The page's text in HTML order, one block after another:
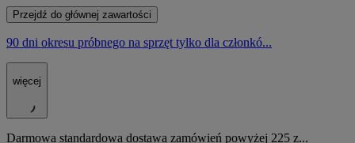
Przejdź do głównej zawartości
90 dni okresu próbnego na sprzęt tylko dla członkó...
więcej
Darmowa standardowa dostawa zamówień powyżej 225 z...